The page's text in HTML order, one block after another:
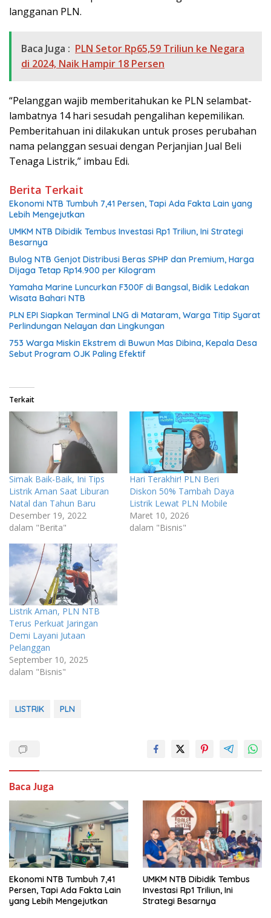
langganan PLN.
Baca Juga : PLN Setor Rp65,59 Triliun ke Negara
di 2024, Naik Hampir 18 Persen
“Pelanggan wajib memberitahukan ke PLN selambat-
lambatnya 14 hari sesudah pengalihan kepemilikan.
Pemberitahuan ini dilakukan untuk proses perubahan
nama pelanggan sesuai dengan Perjanjian Jual Beli
Tenaga Listrik,” imbau Edi.
Berita Terkait
Ekonomi NTB Tumbuh 7,41 Persen, Tapi Ada Fakta Lain yang
Lebih Mengejutkan
UMKM NTB Dibidik Tembus Investasi Rp1 Triliun, Ini Strategi
Besarnya
Bulog NTB Genjot Distribusi Beras SPHP dan Premium, Harga
Dijaga Tetap Rp14.900 per Kilogram
Yamaha Marine Luncurkan F300F di Bangsal, Bidik Ledakan
Wisata Bahari NTB
PLN EPI Siapkan Terminal LNG di Mataram, Warga Titip Syarat
Perlindungan Nelayan dan Lingkungan
753 Warga Miskin Ekstrem di Buwun Mas Dibina, Kepala Desa
Sebut Program OJK Paling Efektif
Terkait
Simak Baik-Baik, Ini Tips
Listrik Aman Saat Liburan
Natal dan Tahun Baru
Desember 19, 2022
dalam "Berita"
Hari Terakhir! PLN Beri
Diskon 50% Tambah Daya
Listrik Lewat PLN Mobile
Maret 10, 2026
dalam "Bisnis"
Listrik Aman, PLN NTB
Terus Perkuat Jaringan
Demi Layani Jutaan
Pelanggan
September 10, 2025
dalam "Bisnis"
LISTRIK PLN
Baca Juga
Ekonomi NTB Tumbuh 7,41
Persen, Tapi Ada Fakta Lain
yang Lebih Mengejutkan
UMKM NTB Dibidik Tembus
Investasi Rp1 Triliun, Ini
Strategi Besarnya